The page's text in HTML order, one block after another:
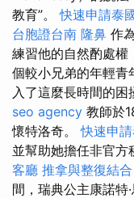
教育”。快速申請泰
台胞證台南 隆鼻 作
練習他的自然酌處權
個較小兄弟的年輕青
入了這麼長時間的困
seo agency 教師於
懷特洛奇。快速申
並幫助她擔任非官方
客廳 推拿與整復結合
間，瑞典公主康諾特